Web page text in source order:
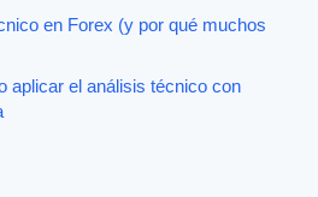
en Forex (y por qué muchos
aplicar el análisis técnico con